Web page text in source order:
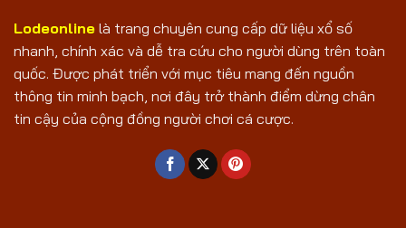
Lodeonline là trang chuyên cung cấp dữ liệu xổ số
nhanh, chính xác và dễ tra cứu cho người dùng trên toàn
quốc. Được phát triển với mục tiêu mang đến nguồn
thông tin minh bạch, nơi đây trở thành điểm dừng chân
tin cậy của cộng đồng người chơi cá cược.